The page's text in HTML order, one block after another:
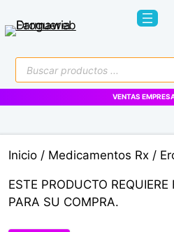
al
Búsqueda
de
productos
VENTAS
Inicio / Medicamentos Rx /
ESTE PRODUCTO
PARA SU COMPRA.